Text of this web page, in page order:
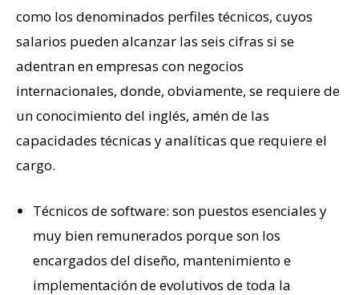
como los denominados perfiles técnicos, cuyos
salarios pueden alcanzar las seis cifras si se
adentran en empresas con negocios
internacionales, donde, obviamente, se requiere de
un conocimiento del inglés, amén de las
capacidades técnicas y analíticas que requiere el
cargo.
Técnicos de software: son puestos esenciales y
muy bien remunerados porque son los
encargados del diseño, mantenimiento e
implementación de evolutivos de toda la